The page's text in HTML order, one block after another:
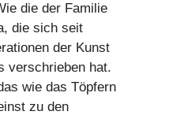
die der Familie
die sich seit
der Kunst
verschrieben hat.
wie das Töpfern
zu den